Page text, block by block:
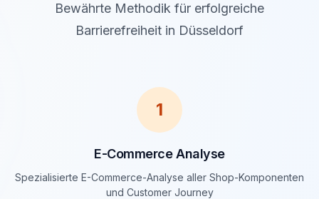
Bewährte Methodik für erfolgreiche
Barrierefreiheit in Düsseldorf
1
E-Commerce Analyse
Spezialisierte E-Commerce-Analyse aller Shop-Komponenten
und Customer Journey